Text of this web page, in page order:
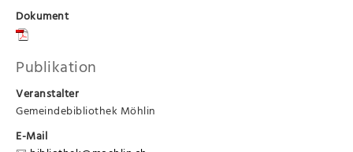
Dokument
Publikation
Veranstalter
Gemeindebibliothek Möhlin
E-Mail